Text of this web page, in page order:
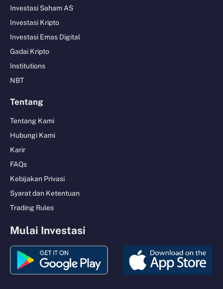
Investasi Saham AS
Investasi Kripto
Investasi Emas Digital
Gadai Kripto
Institutions
NBT
Tentang
Tentang Kami
Hubungi Kami
Karir
FAQs
Kebijakan Privasi
Syarat dan Ketentuan
Trading Rules
Mulai Investasi